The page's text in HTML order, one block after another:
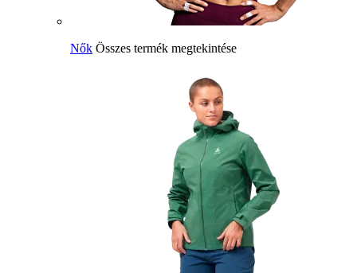
Nők Összes termék megtekintése